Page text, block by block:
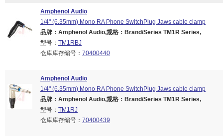
Amphenol Audio
1/4" (6.35mm) Mono RA Phone SwitchPlug Jaws cable clamp
品牌：Amphenol Audio,规格：Brand/Series TM1R Series,
型号： TM1RBJ
仓库库存编号： 70400440
Amphenol Audio
1/4" (6.35mm) Mono RA Phone SwitchPlug Jaws cable clamp
品牌：Amphenol Audio,规格：Brand/Series TM1R Series,
型号： TM1RJ
仓库库存编号： 70400439